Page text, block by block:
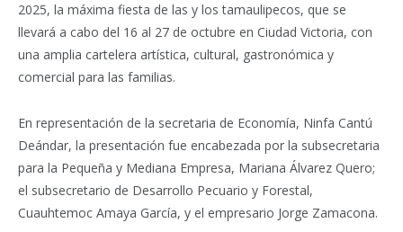
2025, la máxima fiesta de las y los tamaulipecos, que se
llevará a cabo del 16 al 27 de octubre en Ciudad Victoria, con
una amplia cartelera artística, cultural, gastronómica y
comercial para las familias.
En representación de la secretaria de Economía, Ninfa Cantú
Deándar, la presentación fue encabezada por la subsecretaria
para la Pequeña y Mediana Empresa, Mariana Álvarez Quero;
el subsecretario de Desarrollo Pecuario y Forestal,
Cuauhtemoc Amaya García, y el empresario Jorge Zamacona.